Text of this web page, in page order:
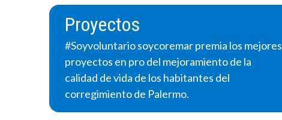
Proyectos
#Soyvoluntario soycoremar premia los mejores
proyectos en pro del mejoramiento de la
calidad de vida de los habitantes del
corregimiento de Palermo.